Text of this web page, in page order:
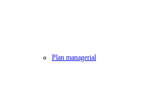
Plan managerial